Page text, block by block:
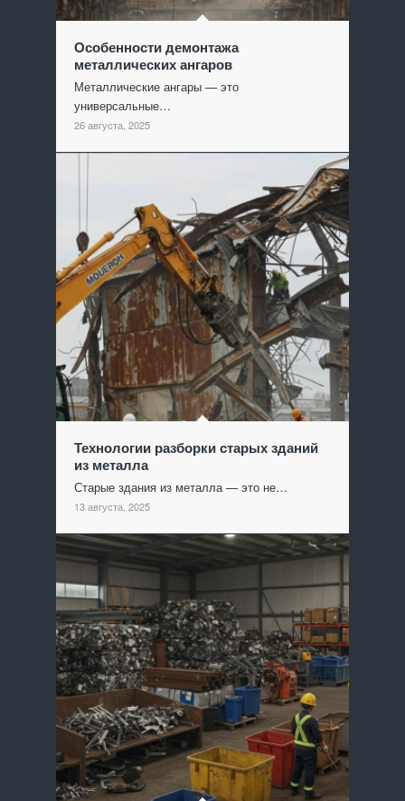
Особенности демонтажа
металлических ангаров
Металлические ангары — это
универсальные…
26 августа, 2025
Технологии разборки старых зданий
из металла
Старые здания из металла — это не…
13 августа, 2025